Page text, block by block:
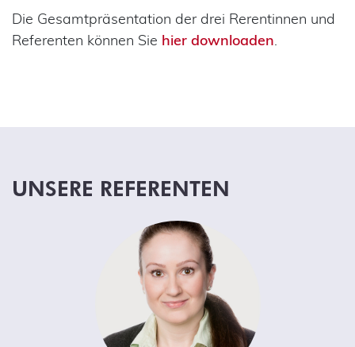
Die Gesamtpräsentation der drei Rerentinnen und
Referenten können Sie hier downloaden.
UNSERE REFERENTEN